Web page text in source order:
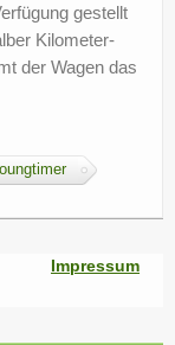
gestellt
Kilometer-
der Wagen das
Impressum